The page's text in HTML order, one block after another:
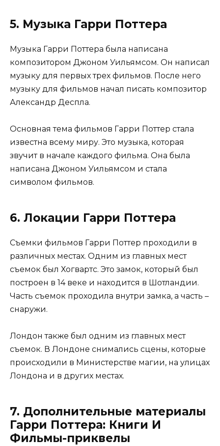
5. Музыка Гарри Поттера
Музыка Гарри Поттера была написана
композитором Джоном Уильямсом. Он написал
музыку для первых трех фильмов. После него
музыку для фильмов начал писать композитор
Александр Деспла.
Основная тема фильмов Гарри Поттер стала
известна всему миру. Это музыка, которая
звучит в начале каждого фильма. Она была
написана Джоном Уильямсом и стала
символом фильмов.
6. Локации Гарри Поттера
Съемки фильмов Гарри Поттер проходили в
различных местах. Одним из главных мест
съемок был Хогвартс. Это замок, который был
построен в 14 веке и находится в Шотландии.
Часть съемок проходила внутри замка, а часть –
снаружи.
Лондон также был одним из главных мест
съемок. В Лондоне снимались сцены, которые
происходили в Министерстве магии, на улицах
Лондона и в других местах.
7. Дополнительные материалы
Гарри Поттера: Книги И
Фильмы-приквелы